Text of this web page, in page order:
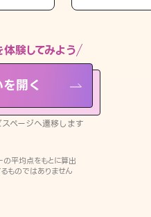
験してみよう
開く
ページへ遷移します
平均点をもとに算出
ものではありません